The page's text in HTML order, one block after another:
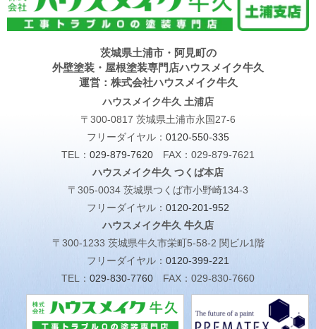
茨城県土浦市・阿見町の
外壁塗装・屋根塗装専門店ハウスメイク牛久
運営：株式会社ハウスメイク牛久
ハウスメイク牛久 土浦店
〒300-0817 茨城県土浦市永国27-6
フリーダイヤル： 0120-550-335
TEL： 029-879-7620 FAX：029-879-7621
ハウスメイク牛久 つくば本店
〒305-0034 茨城県つくば市小野崎134-3
フリーダイヤル： 0120-201-952
ハウスメイク牛久 牛久店
〒300-1233 茨城県牛久市栄町5-58-2 関ビル1階
フリーダイヤル： 0120-399-221
TEL： 029-830-7760 FAX：029-830-7660